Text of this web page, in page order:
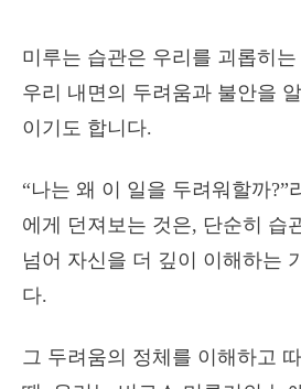
미루는 습관은 우리를 괴롭히는
우리 내면의 두려움과 불안을
이기도 합니다.
“나는 왜 이 일을 두려워할까?”
에게 던져보는 것은, 단순히 습
넘어 자신을 더 깊이 이해하는
다.
그 두려움의 정체를 이해하고